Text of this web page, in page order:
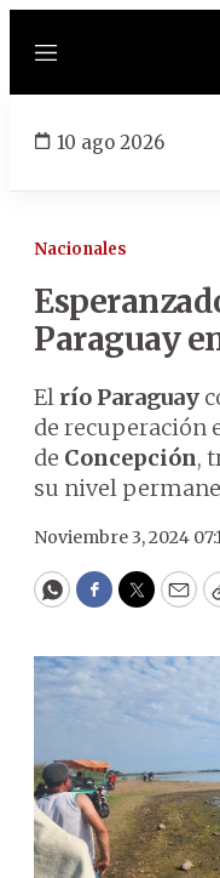
Menú
10 ago 2026
Nacionales
Paraguay
El río Paraguay
de recuperación
de Concepción,
su nivel
Noviembre 3, 2024
WhatsApp
Facebook
Twitter